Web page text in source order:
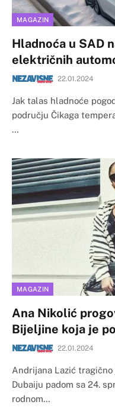
MAGAZIN
Hladnoća u SAD
električnih
22.01.2024
Jak talas hladnoće
području Čikaga
…
MAGAZIN
Ana Nikolić
Bijeljine koja je
22.01.2024
Andrijana Lazić tragično
Dubaiju padom sa 24.
rodnom…